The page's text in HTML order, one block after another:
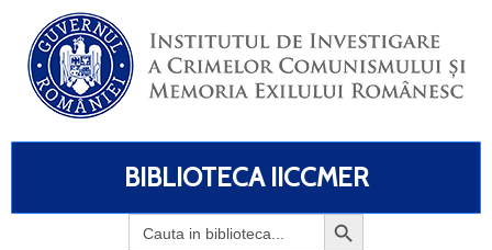
BIBLIOTECA IICCMER
Search
for: